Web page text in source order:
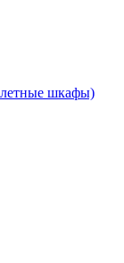
шкафы)